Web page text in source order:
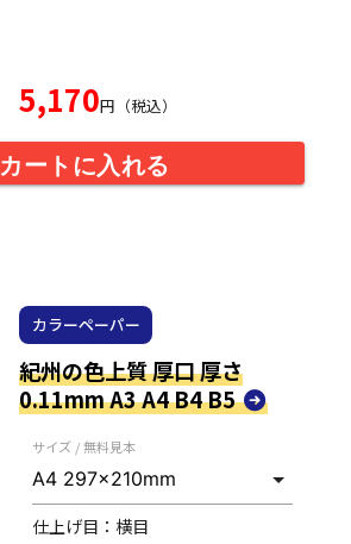
5,170円（税込）
カートに入れる
カラーペーパー
紀州の色上質 厚口 厚さ
0.11mm A3 A4 B4 B5
サイズ / 無料見本
仕上げ目： 横目